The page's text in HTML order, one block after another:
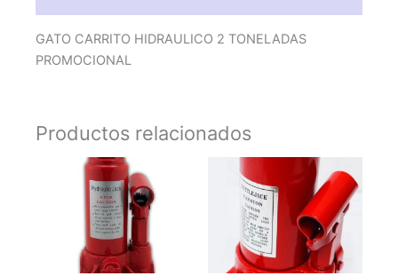
GATO CARRITO HIDRAULICO 2 TONELADAS
PROMOCIONAL
Productos relacionados